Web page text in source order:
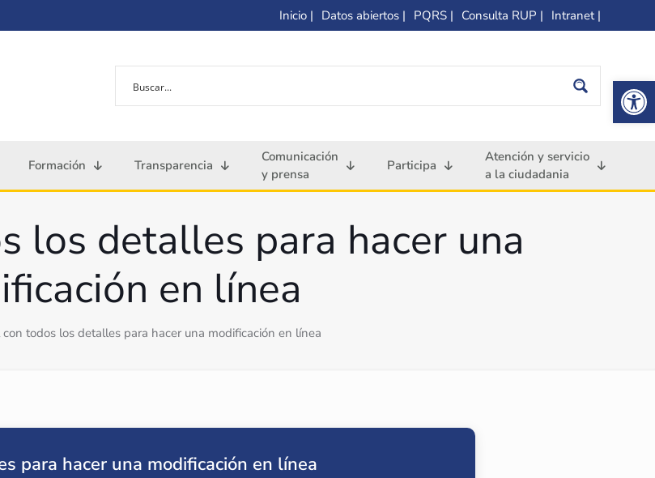
Inicio | Datos abiertos | PQRS | Consulta RUP | Intranet |
Formación Transparencia
Comunicación
y prensa
Participa
Atención y servicio
a la ciudadania
los detalles para hacer una
en línea
todos los detalles para hacer una modificación en línea
para hacer una modificación en línea